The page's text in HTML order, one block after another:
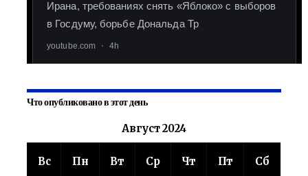
Что опубликовано в этот день
Август 2024
Вс Пн Вт Ср Чт Пт Сб